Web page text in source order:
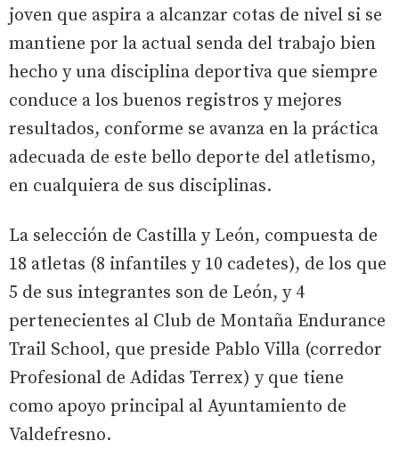
joven que aspira a alcanzar cotas de nivel si se
mantiene por la actual senda del trabajo bien
hecho y una disciplina deportiva que siempre
conduce a los buenos registros y mejores
resultados, conforme se avanza en la práctica
adecuada de este bello deporte del atletismo,
en cualquiera de sus disciplinas.
La selección de Castilla y León, compuesta de
18 atletas (8 infantiles y 10 cadetes), de los que
5 de sus integrantes son de León, y 4
pertenecientes al Club de Montaña Endurance
Trail School, que preside Pablo Villa (corredor
Profesional de Adidas Terrex) y que tiene
como apoyo principal al Ayuntamiento de
Valdefresno.